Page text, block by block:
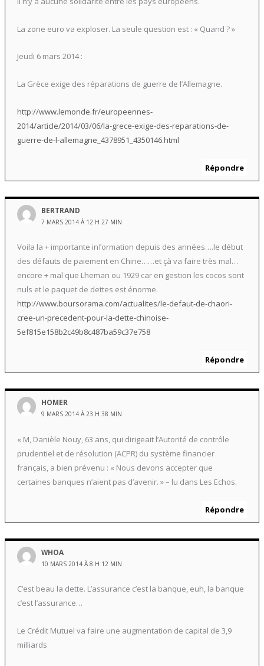
La zone euro va exploser. La seule question est : « Quand ? »
Jeudi 6 mars 2014 :
La Grèce exige des réparations de guerre de l’Allemagne.
http://www.lemonde.fr/europeennes-
2014/article/2014/03/06/la-grece-exige-des-reparations-de-
guerre-de-l-allemagne_4378951_4350146.html
Répondre
BERTRAND
7 MARS 2014 À 12 H 27 MIN
Voila la + importante information depuis des années….le début
des défauts de paiement en Chine……et çà va faire très mal…
encore + mal que Lheman ou 1929 car en gestion les cocos sont
nuls et le paquet de dettes est énorme.
http://www.boursorama.com/actualites/le-defaut-de-chaori-
cree-un-precedent-pour-la-dette-chinoise-
5ef815e158b2c49b8c487ba59c37e758
Répondre
HOMER
9 MARS 2014 À 23 H 38 MIN
« M, Danièle Nouy, 63 ans, qui dirigeait l’Autorité de contrôle
prudentiel et de résolution (ACPR) du système financier
français, a bien prévenu : « Nous devons accepter que
certaines banques n’aient pas d’avenir. » – lu dans Les Echos.
Répondre
WHOA
10 MARS 2014 À 8 H 12 MIN
C’est beau la dette. L’assurance c’est la banque, euh, la banque
c’est l’assurance…
Le Crédit Mutuel va faire une augmentation de capital de 3,9
milliards